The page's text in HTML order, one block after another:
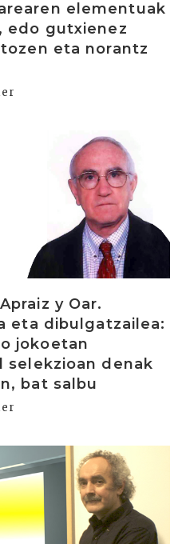
elementuak
edo gutxienez
eta norantz
y Oar.
eta dibulgatzailea:
jokoetan
selekzioan denak
bat salbu